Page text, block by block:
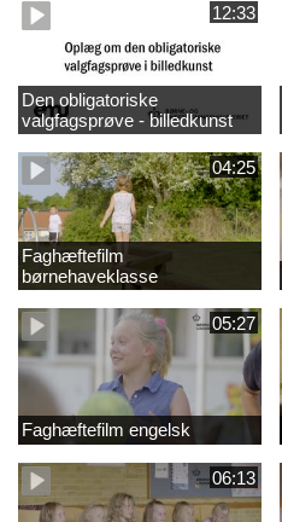
12:33
Den obligatoriske
valgfagsprøve - billedkunst
større LK
04:25
Faghæftefilm
børnehaveklasse
05:27
Faghæftefilm engelsk
06:13